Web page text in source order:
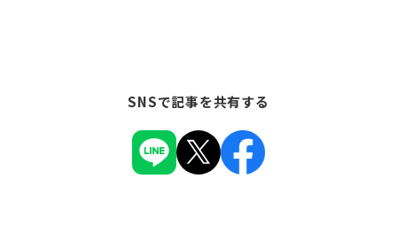
SNSで記事を共有する